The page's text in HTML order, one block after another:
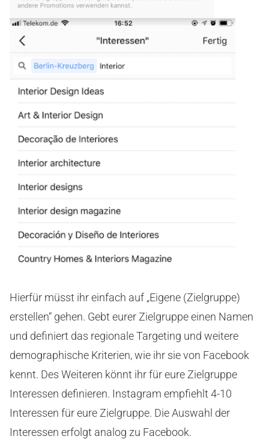
Hierfür müsst ihr einfach auf „Eigene (Zielgruppe)
erstellen“ gehen. Gebt eurer Zielgruppe einen Namen
und definiert das regionale Targeting und weitere
demographische Kriterien, wie ihr sie von Facebook
kennt. Des Weiteren könnt ihr für eure Zielgruppe
Interessen definieren. Instagram empfiehlt 4-10
Interessen für eure Zielgruppe. Die Auswahl der
Interessen erfolgt analog zu Facebook.